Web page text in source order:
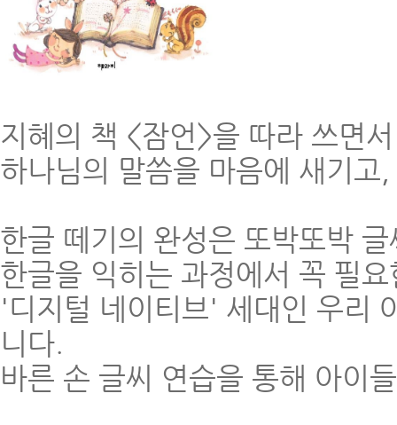
지혜의 책 <잠언>을 따라 쓰면서
하나님의 말씀을 마음에 새기
한글 떼기의 완성은 또박또박
한글을 익히는 과정에서 꼭 필
'디지털 네이티브' 세대인 우리
니다.
바른 손 글씨 연습을 통해 아이